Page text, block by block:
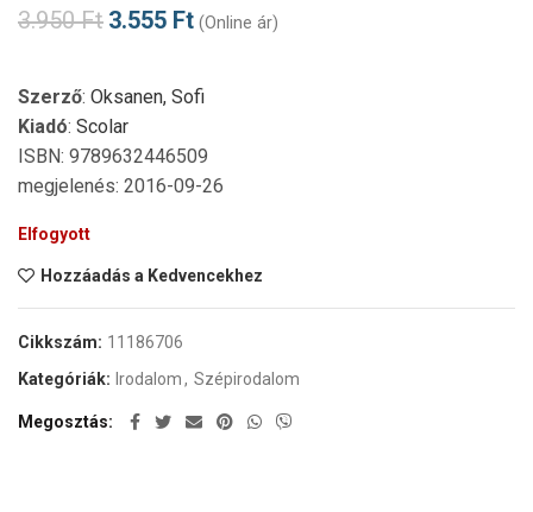
3.950Ft 3.555 Ft (Online ár)
Szerző: Oksanen, Sofi
Kiadó: Scolar
ISBN: 9789632446509
megjelenés: 2016-09-26
Elfogyott
Hozzáadás a Kedvencekhez
Cikkszám: 11186706
Kategóriák: Irodalom, Szépirodalom
Megosztás